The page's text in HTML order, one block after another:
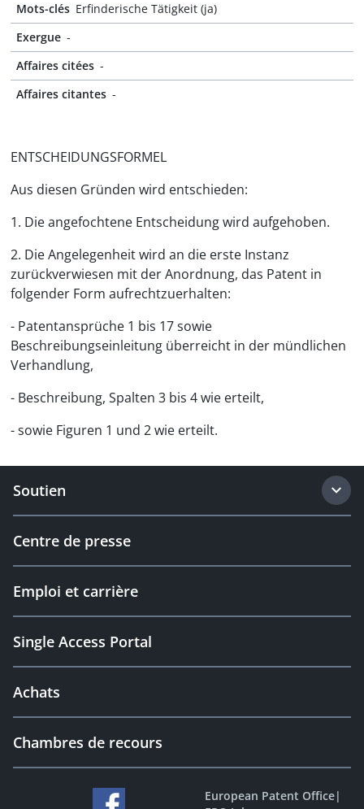
Mots-clés Erfinderische Tätigkeit (ja)
Exergue -
Affaires citées -
Affaires citantes -
ENTSCHEIDUNGSFORMEL
Aus diesen Gründen wird entschieden:
1. Die angefochtene Entscheidung wird aufgehoben.
2. Die Angelegenheit wird an die erste Instanz
zurückverwiesen mit der Anordnung, das Patent in
folgender Form aufrechtzuerhalten:
- Patentansprüche 1 bis 17 sowie
Beschreibungseinleitung überreicht in der mündlichen
Verhandlung,
- Beschreibung, Spalten 3 bis 4 wie erteilt,
- sowie Figuren 1 und 2 wie erteilt.
Soutien
Centre de presse
Emploi et carrière
Single Access Portal
Achats
Chambres de recours
European Patent Office|